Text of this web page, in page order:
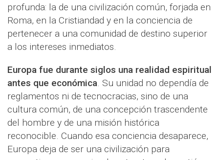
profunda: la de una civilización común, forjada en
Roma, en la Cristiandad y en la conciencia de
pertenecer a una comunidad de destino superior
a los intereses inmediatos.
Europa fue durante siglos una realidad espiritual
antes que económica. Su unidad no dependía de
reglamentos ni de tecnocracias, sino de una
cultura común, de una concepción trascendente
del hombre y de una misión histórica
reconocible. Cuando esa conciencia desaparece,
Europa deja de ser una civilización para